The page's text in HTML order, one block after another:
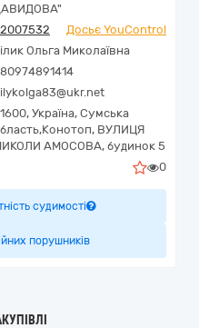
Досьє YouControl
Ольга Миколаївна
Україна, Сумська
Конотоп, ВУЛИЦЯ
АМОСОВА, будинок 5
0
судимості
порушників